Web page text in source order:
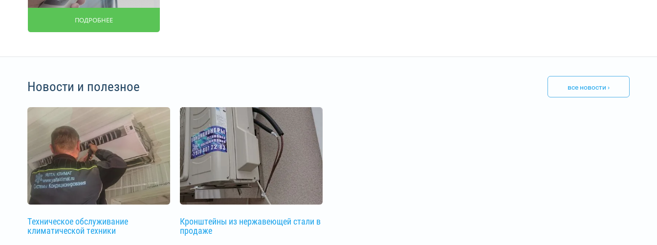
ПОДРОБНЕЕ
Новости и полезное все новости ›
Техническое обслуживание
климатической техники
Кронштейны из нержавеющей стали в
продаже